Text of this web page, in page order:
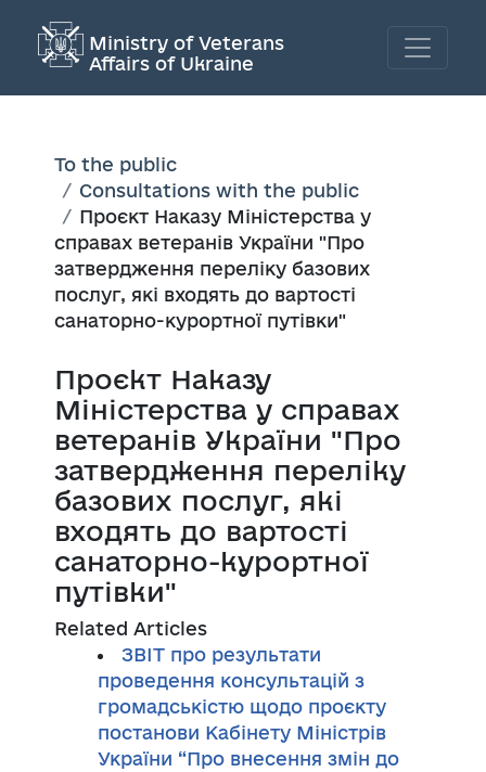
Ministry of Veterans
Affairs of Ukraine
To the public
Consultations with the public
Проєкт Наказу Міністерства у
справах ветеранів України "Про
затвердження переліку базових
послуг, які входять до вартості
санаторно-курортної путівки"
Проєкт Наказу
Міністерства у справах
ветеранів України "Про
затвердження переліку
базових послуг, які
входять до вартості
санаторно-курортної
путівки"
Related Articles
ЗВІТ про результати
проведення консультацій з
громадськістю щодо проєкту
постанови Кабінету Міністрів
України “Про внесення змін до